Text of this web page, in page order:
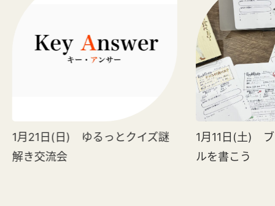
1月21日(日) ゆるっとクイズ謎
解き交流会
1月11日(土)
ルを書こう